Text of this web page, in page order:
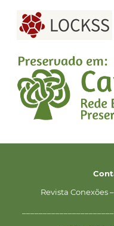
Revista Conexões